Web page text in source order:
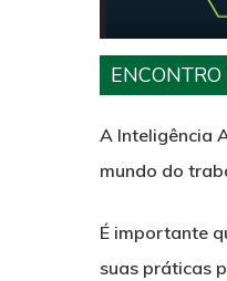
A Inteligência
mundo do
É importante
suas práticas